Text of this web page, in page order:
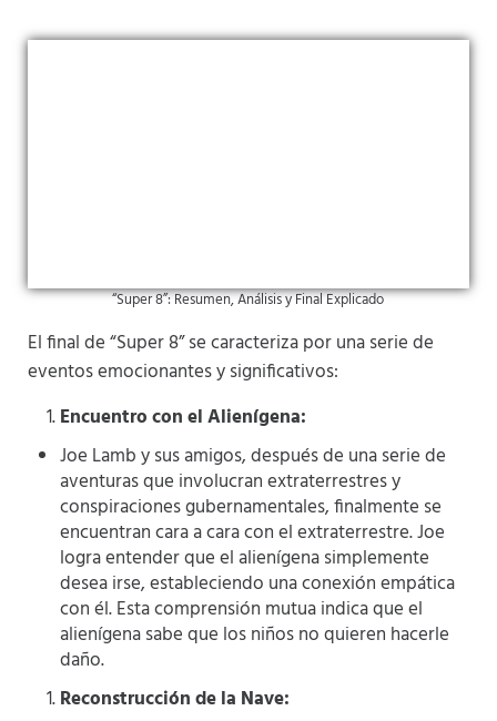
“Super 8”: Resumen, Análisis y Final Explicado
El final de “Super 8” se caracteriza por una serie de
eventos emocionantes y significativos:
Encuentro con el Alienígena:
Joe Lamb y sus amigos, después de una serie de
aventuras que involucran extraterrestres y
conspiraciones gubernamentales, finalmente se
encuentran cara a cara con el extraterrestre. Joe
logra entender que el alienígena simplemente
desea irse, estableciendo una conexión empática
con él. Esta comprensión mutua indica que el
alienígena sabe que los niños no quieren hacerle
daño.
Reconstrucción de la Nave: